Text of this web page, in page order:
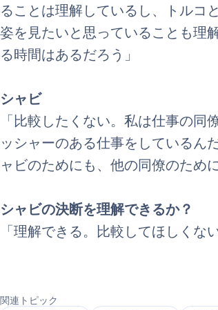
ることは理解しているし、トルコ
姿を見たいと思っていることも理
る時間はあるだろう」
シャビ
「比較したくない。私は仕事の
ッシャーのある仕事をしているん
ャビのためにも、他の同僚のため
シャビの決断を理解できるか？
「理解できる。比較してほしくな
関連トピック